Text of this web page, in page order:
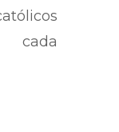
cada